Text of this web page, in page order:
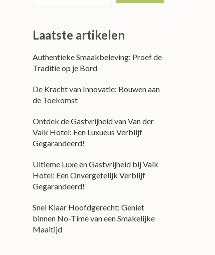
Laatste artikelen
Authentieke Smaakbeleving: Proef de
Traditie op je Bord
De Kracht van Innovatie: Bouwen aan
de Toekomst
Ontdek de Gastvrijheid van Van der
Valk Hotel: Een Luxueus Verblijf
Gegarandeerd!
Ultieme Luxe en Gastvrijheid bij Valk
Hotel: Een Onvergetelijk Verblijf
Gegarandeerd!
Snel Klaar Hoofdgerecht: Geniet
binnen No-Time van een Smakelijke
Maaltijd